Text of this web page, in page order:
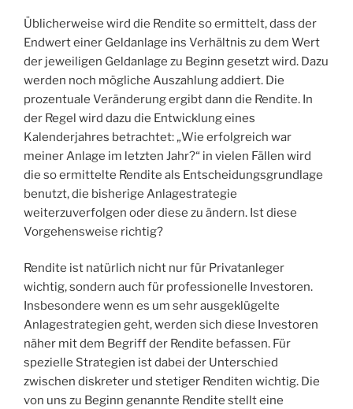
Üblicherweise wird die Rendite so ermittelt, dass der
Endwert einer Geldanlage ins Verhältnis zu dem Wert
der jeweiligen Geldanlage zu Beginn gesetzt wird. Dazu
werden noch mögliche Auszahlung addiert. Die
prozentuale Veränderung ergibt dann die Rendite. In
der Regel wird dazu die Entwicklung eines
Kalenderjahres betrachtet: „Wie erfolgreich war
meiner Anlage im letzten Jahr?“ in vielen Fällen wird
die so ermittelte Rendite als Entscheidungsgrundlage
benutzt, die bisherige Anlagestrategie
weiterzuverfolgen oder diese zu ändern. Ist diese
Vorgehensweise richtig?
Rendite ist natürlich nicht nur für Privatanleger
wichtig, sondern auch für professionelle Investoren.
Insbesondere wenn es um sehr ausgeklügelte
Anlagestrategien geht, werden sich diese Investoren
näher mit dem Begriff der Rendite befassen. Für
spezielle Strategien ist dabei der Unterschied
zwischen diskreter und stetiger Renditen wichtig. Die
von uns zu Beginn genannte Rendite stellt eine